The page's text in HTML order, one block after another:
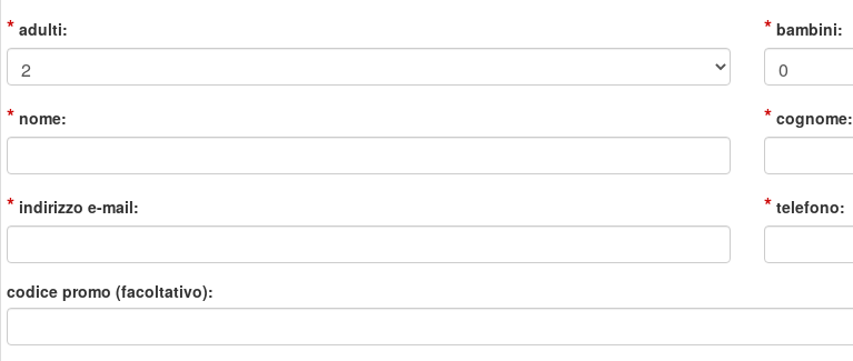
* adulti: * bambini:
* nome: * cognome:
* indirizzo e-mail: * telefono:
codice promo (facoltativo):